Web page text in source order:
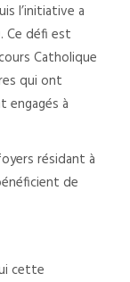
l’initiative a
Ce défi est
Catholique
qui ont
engagés à
résidant à
de
cette